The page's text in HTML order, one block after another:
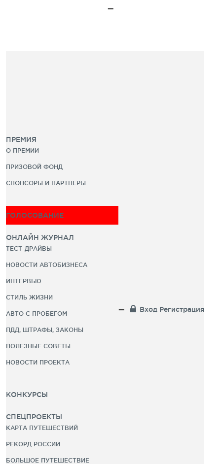
ПРЕМИЯ
О ПРЕМИИ
ПРИЗОВОЙ ФОНД
СПОНСОРЫ И ПАРТНЕРЫ
ГОЛОСОВАНИЕ
ОНЛАЙН ЖУРНАЛ
ТЕСТ-ДРАЙВЫ
НОВОСТИ АВТОБИЗНЕСА
ИНТЕРВЬЮ
СТИЛЬ ЖИЗНИ
АВТО С ПРОБЕГОМ
ПДД, ШТРАФЫ, ЗАКОНЫ
ПОЛЕЗНЫЕ СОВЕТЫ
НОВОСТИ ПРОЕКТА
КОНКУРСЫ
СПЕЦПРОЕКТЫ
КАРТА ПУТЕШЕСТВИЙ
РЕКОРД РОССИИ
БОЛЬШОЕ ПУТЕШЕСТВИЕ
Вход Регистрация